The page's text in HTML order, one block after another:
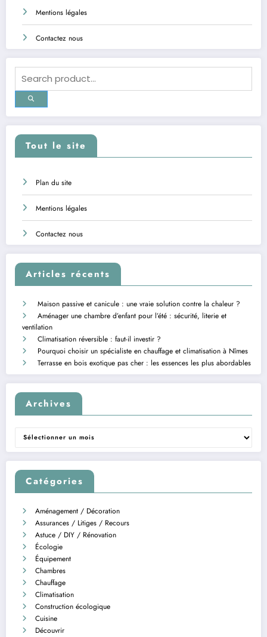
Mentions légales
Contactez nous
Tout le site
Plan du site
Mentions légales
Contactez nous
Articles récents
Maison passive et canicule : une vraie solution contre la chaleur ?
Aménager une chambre d’enfant pour l’été : sécurité, literie et
ventilation
Climatisation réversible : faut-il investir ?
Pourquoi choisir un spécialiste en chauffage et climatisation à Nîmes
Terrasse en bois exotique pas cher : les essences les plus abordables
Archives
Archives
Catégories
Aménagement / Décoration
Assurances / Litiges / Recours
Astuce / DIY / Rénovation
Écologie
Équipement
Chambres
Chauffage
Climatisation
Construction écologique
Cuisine
Découvrir